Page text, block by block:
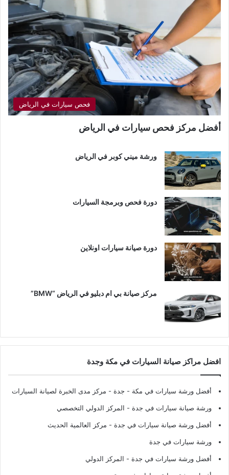
فحص سيارات في الرياض
أفضل مركز فحص سيارات في الرياض
ورشة ميني كوبر في الرياض
دورة فحص وبرمجة السيارات
دورة صيانة سيارات اونلاين
مركز صيانة بي ام دبليو في الرياض “BMW”
افضل مراكز صيانة السيارات في مكة وجدة
أفضل ورشة سيارات في مكة - جدة - مركز مدى الخبرة لصيانة السيارات
ورشة صيانة سيارات في جدة - المركز الدولي التخصصي
أفضل ورشة صيانة سيارات في جدة - مركز العالمية الحديث
ورشة سيارات في جدة
أفضل ورشة سيارات في جدة - المركز الدولي